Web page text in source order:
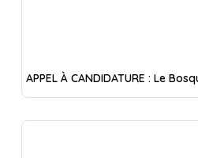
APPEL À CANDIDATURE : Le